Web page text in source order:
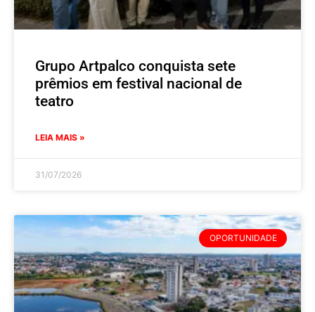
Grupo Artpalco conquista sete
prêmios em festival nacional de
teatro
LEIA MAIS »
31/07/2026
OPORTUNIDADE